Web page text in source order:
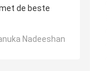
de beste
Nadeeshan